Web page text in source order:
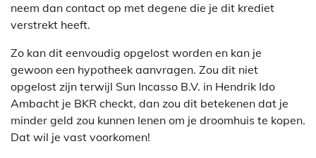
neem dan contact op met degene die je dit krediet
verstrekt heeft.
Zo kan dit eenvoudig opgelost worden en kan je
gewoon een hypotheek aanvragen. Zou dit niet
opgelost zijn terwijl Sun Incasso B.V. in Hendrik Ido
Ambacht je BKR checkt, dan zou dit betekenen dat je
minder geld zou kunnen lenen om je droomhuis te kopen.
Dat wil je vast voorkomen!